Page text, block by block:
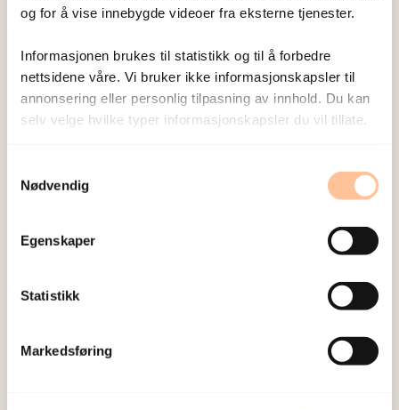
og for å vise innebygde videoer fra eksterne tjenester.
Informasjonen brukes til statistikk og til å forbedre
nettsidene våre. Vi bruker ikke informasjonskapsler til
annonsering eller personlig tilpasning av innhold. Du kan
selv velge hvilke typer informasjonskapsler du vil tillate.
Nødvendig
Egenskaper
Statistikk
Markedsføring
Sist redigert:7. august 2026
om vold og traumatisk stress. Formålet er å bidra
til å forebygge og redusere de helsemessige og
sosiale konsekvensene som vold og traumatisk
stress kan medføre.
Ledige stillinger